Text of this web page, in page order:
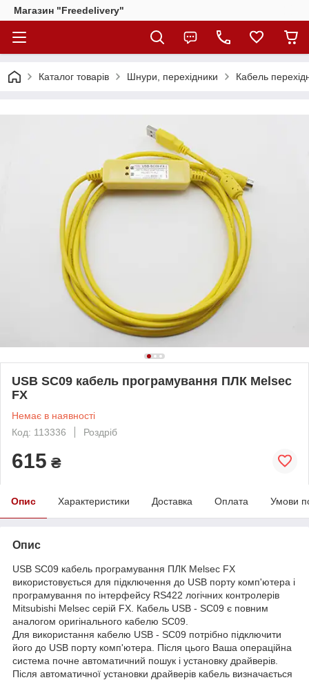
Магазин "Freedelivery"
Каталог товарів Шнури, перехідники Кабель
USB SC09 кабель програмування ПЛК Melsec
FX
Немає в наявності
Код: 113336
Роздріб
615 ₴
Опис Характеристики Доставка Оплата Умови
Опис
USB SC09 кабель програмування ПЛК Melsec FX
використовується для підключення до USB порту комп'ютера і
програмування по інтерфейсу RS422 логічних контролерів
Mitsubishi Melsec серій FX. Кабель USB - SC09 є повним
аналогом оригінального кабелю SC09.
Для використання кабелю USB - SC09 потрібно підключити
його до USB порту комп'ютера. Після цього Ваша операційна
система почне автоматичний пошук і установку драйверів.
Після автоматичної установки драйверів кабель визначається